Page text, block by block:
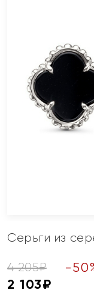
Серьги из
4 205₽ -50
2 103₽